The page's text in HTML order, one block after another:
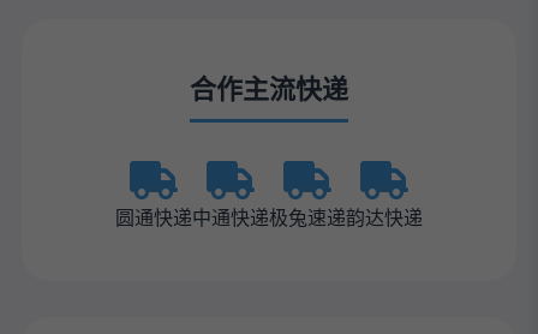
合作主流快递
圆通快递中通快递极兔速递韵达快递